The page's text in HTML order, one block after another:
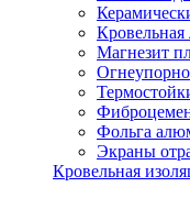
Кровельная
Магнезит
Фольга
Экраны
Кровельная